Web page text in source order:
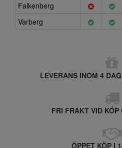
Falkenberg
Varberg
LEVERANS INOM 4
FRI FRAKT VID KÖP
ÖPPET KÖP I